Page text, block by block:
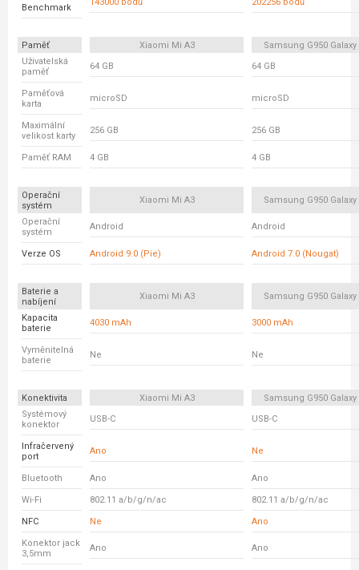
Benchmark
Paměť Xiaomi Mi A3
Samsung G950 Galaxy
Uživatelská
paměť
64 GB 64 GB
Paměťová
karta
microSD microSD
Maximální
velikost karty
256 GB 256 GB
Paměť RAM 4 GB 4 GB
Operační
systém
Xiaomi Mi A3 Samsung G950 Galaxy
Operační
systém
Android Android
Verze OS Android 9.0 (Pie) Android 7.0 (Nougat)
Baterie a
nabíjení
Xiaomi Mi A3 Samsung G950 Galaxy
Kapacita
baterie
4030 mAh 3000 mAh
Vyměnitelná
baterie
Ne Ne
Konektivita Xiaomi Mi A3
Samsung G950 Galaxy
Systémový
konektor
USB-C USB-C
Infračervený
port
Ano Ne
Bluetooth Ano Ano
Wi-Fi 802.11 a/b/g/n/ac 802.11 a/b/g/n/ac
NFC Ne Ano
Konektor jack
3,5mm
Ano Ano